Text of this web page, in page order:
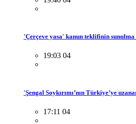
'Çerçeve yasa' kanun teklifinin
19:03 04
'Şengal Soykırımı’nın Türkiye’ye
17:11 04